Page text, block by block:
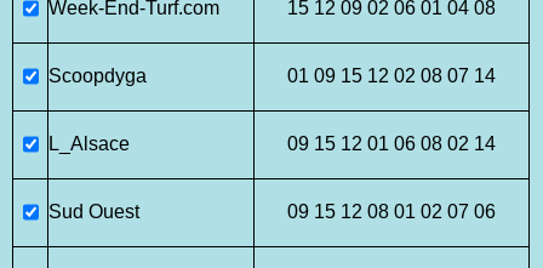
Week-End-Turf.com 15 12 09 02 06 01 04 08
Scoopdyga 01 09 15 12 02 08 07 14
L_Alsace 09 15 12 01 06 08 02 14
Sud Ouest 09 15 12 08 01 02 07 06